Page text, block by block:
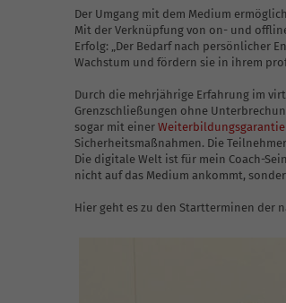
Skills für Führungskräfte
Der Umgang mit dem Medium
Mit der Verknüpfung von on- und
Erfolg: „Der Bedarf nach persönlicher
Wachstum und fördern sie in ihrem
Durch die mehrjährige Erfahrung im
Grenzschließungen ohne
sogar mit einer Weiterbildungsgarantie
Sicherheitsmaßnahmen. Die
Die digitale Welt ist für mein Coach-
nicht auf das Medium ankommt,
Hier geht es zu den Startterminen der